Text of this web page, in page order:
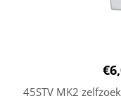
€
45STV MK2